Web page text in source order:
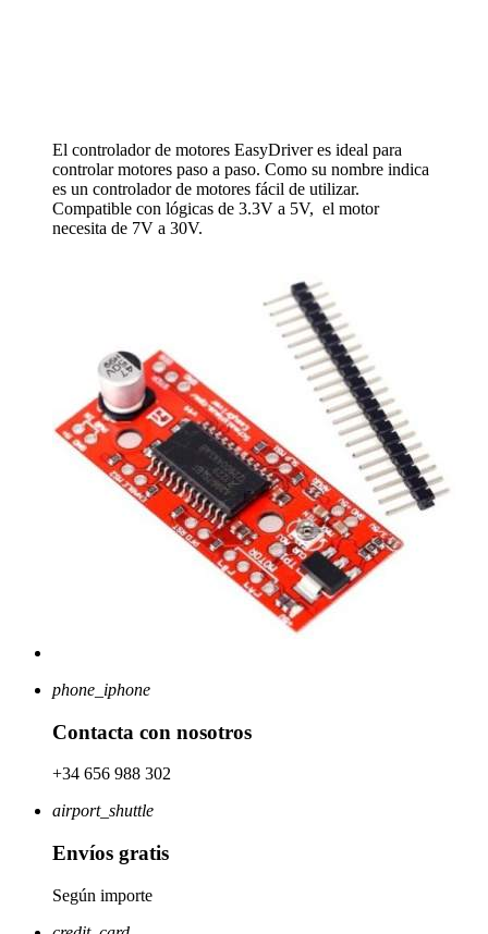
El controlador de motores EasyDriver es ideal para
controlar motores paso a paso. Como su nombre indica
es un controlador de motores fácil de utilizar.
Compatible con lógicas de 3.3V a 5V, el motor
necesita de 7V a 30V.
phone_iphone
Contacta con nosotros
+34 656 988 302
airport_shuttle
Envíos gratis
Según importe